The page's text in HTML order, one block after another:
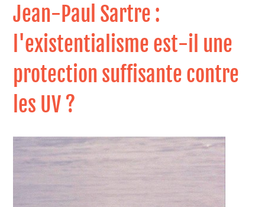
Jean-Paul Sartre :
l'existentialisme est-il une
protection suffisante contre
les UV ?